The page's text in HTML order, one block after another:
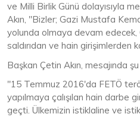
ve Milli Birlik Günü dolayısıyla
Akın, "Bizler; Gazi Mustafa
yolunda olmaya devam edecek,
saldırıdan ve hain girişimlerden
Başkan Çetin Akın, mesajında
"15 Temmuz 2016'da FETÖ
yapılmaya çalışılan hain darbe
geçti. Ülkemizin istiklaline ve